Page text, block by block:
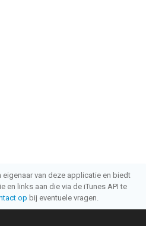
van deze applicatie en biedt
en links aan die via de iTunes API te
op bij eventuele vragen.